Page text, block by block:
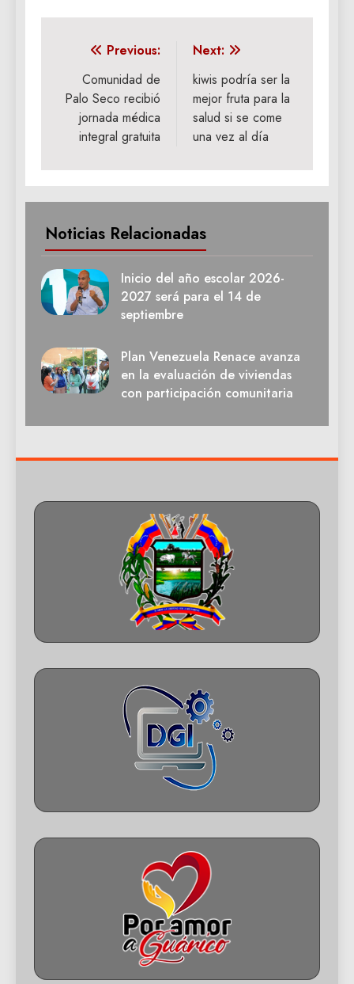
Navegación
entradas
Previous:
Comunidad de
Palo Seco recibió
jornada médica
integral gratuita
Next:
kiwis podría ser la
mejor fruta para la
salud si se come
una vez al día
Noticias Relacionadas
Inicio del año escolar 2026-
2027 será para el 14 de
septiembre
Plan Venezuela Renace avanza
en la evaluación de viviendas
con participación comunitaria